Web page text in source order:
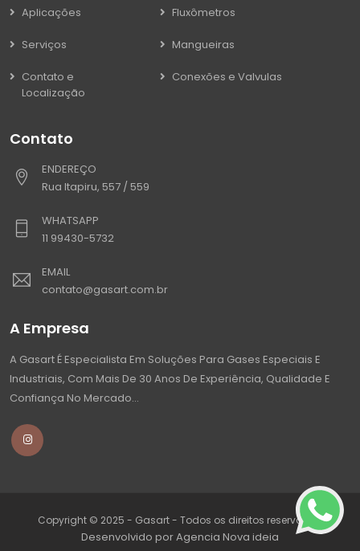
Aplicações
Serviços
Contato e
Localização
Fluxômetros
Mangueiras
Conexões e Valvulas
Contato
ENDEREÇO
Rua Itapiru, 557 / 559
WHATSAPP
11 99430-5732
EMAIL
contato@gasart.com.br
A Empresa
A Gasart É Especialista Em Soluções Para Gases Especiais E
Industriais, Com Mais De 30 Anos De Experiência, Qualidade E
Confiança No Mercado...
Copyright © 2025 - Gasart - Todos os direitos reservados
Desenvolvido porAgencia Nova ideia